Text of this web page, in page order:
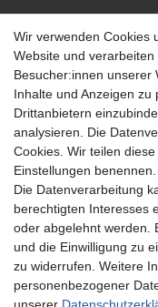
Wir verwenden Cookies
Website und
Besucher:innen unserer
Inhalte und Anzeigen zu
Drittanbietern
analysieren. Die
Cookies. Wir teilen
Einstellungen benennen.
Die Datenverarbeitung
berechtigten Interesses
oder abgelehnt werden.
und die Einwilligung zu
zu widerrufen. Weitere
personenbezogener